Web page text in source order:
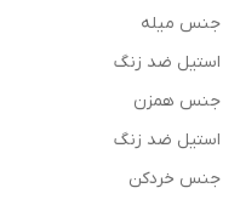
جنس میله
استيل ضد زنگ
جنس همزن
استیل ضد زنگ
جنس خردکن